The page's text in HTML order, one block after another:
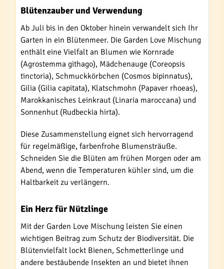
Blütenzauber und Verwendung
Ab Juli bis in den Oktober hinein verwandelt sich Ihr
Garten in ein Blütenmeer. Die Garden Love Mischung
enthält eine Vielfalt an Blumen wie Kornrade
(Agrostemma githago), Mädchenauge (Coreopsis
tinctoria), Schmuckkörbchen (Cosmos bipinnatus),
Gilia (Gilia capitata), Klatschmohn (Papaver rhoeas),
Marokkanisches Leinkraut (Linaria maroccana) und
Sonnenhut (Rudbeckia hirta).
Diese Zusammenstellung eignet sich hervorragend
für regelmäßige, farbenfrohe Blumensträuße.
Schneiden Sie die Blüten am frühen Morgen oder am
Abend, wenn die Temperaturen kühler sind, um die
Haltbarkeit zu verlängern.
Ein Herz für Nützlinge
Mit der Garden Love Mischung leisten Sie einen
wichtigen Beitrag zum Schutz der Biodiversität. Die
Blütenvielfalt lockt Bienen, Schmetterlinge und
andere bestäubende Insekten an und bietet ihnen